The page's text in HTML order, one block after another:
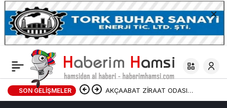
SON GELIŞMELER AKÇAABAT ZİRAAT ODASI